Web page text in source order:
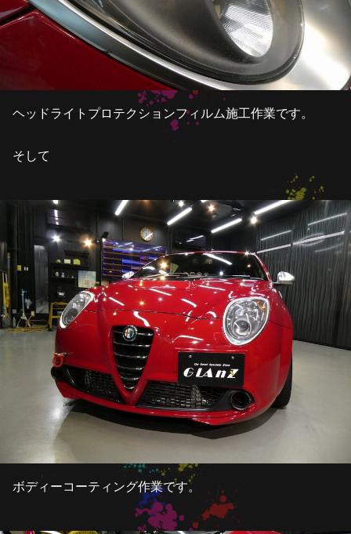
ヘッドライトプロテクションフィルム施工作業です。
そして
ボディーコーティング作業です。